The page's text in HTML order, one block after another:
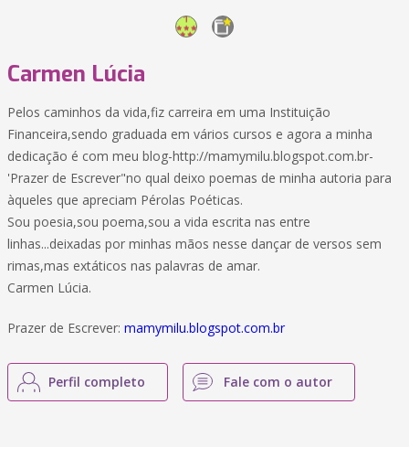
Carmen Lúcia
Pelos caminhos da vida,fiz carreira em uma Instituição
Financeira,sendo graduada em vários cursos e agora a minha
dedicação é com meu blog-http://mamymilu.blogspot.com.br-
'Prazer de Escrever"no qual deixo poemas de minha autoria para
àqueles que apreciam Pérolas Poéticas.
Sou poesia,sou poema,sou a vida escrita nas entre
linhas...deixadas por minhas mãos nesse dançar de versos sem
rimas,mas extáticos nas palavras de amar.
Carmen Lúcia.
Prazer de Escrever: mamymilu.blogspot.com.br
Perfil completo Fale com o autor